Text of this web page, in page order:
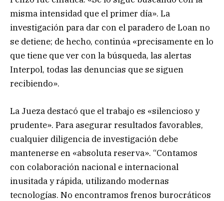
misma intensidad que el primer día». La
investigación para dar con el paradero de Loan no
se detiene; de hecho, continúa «precisamente en lo
que tiene que ver con la búsqueda, las alertas
Interpol, todas las denuncias que se siguen
recibiendo».
La Jueza destacó que el trabajo es «silencioso y
prudente». Para asegurar resultados favorables,
cualquier diligencia de investigación debe
mantenerse en «absoluta reserva». “Contamos
con colaboración nacional e internacional
inusitada y rápida, utilizando modernas
tecnologías. No encontramos frenos burocráticos